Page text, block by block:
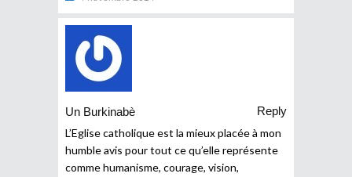
Un Burkinabè
Reply
L’Eglise catholique est la mieux placée à mon
humble avis pour tout ce qu’elle représente
comme humanisme, courage, vision,